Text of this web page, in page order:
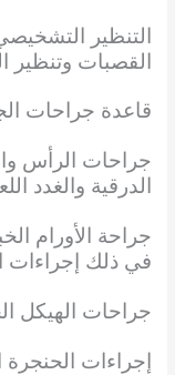
التنظير
القصبات وتنظير
قاعدة جراحات
جراحات الرأس
الدرقية والغدد
جراحة الأورام
في ذلك إجراءات
جراحات الهيكل
إجراءات الحنجرة